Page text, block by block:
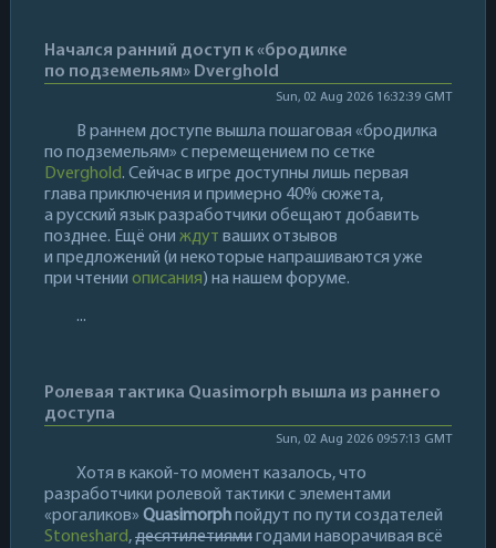
Начался ранний доступ к «бродилке
по подземельям» Dverghold
Sun, 02 Aug 2026 16:32:39 GMT
В раннем доступе вышла пошаговая «бродилка
по подземельям» с перемещением по сетке
Dverghold. Сейчас в игре доступны лишь первая
глава приключения и примерно 40% сюжета,
а русский язык разработчики обещают добавить
позднее. Ещё они ждут ваших отзывов
и предложений (и некоторые напрашиваются уже
при чтении описания) на нашем форуме.
...
Ролевая тактика Quasimorph вышла из раннего
доступа
Sun, 02 Aug 2026 09:57:13 GMT
Хотя в какой-то момент казалось, что
разработчики ролевой тактики с элементами
«рогаликов» Quasimorphпойдут по пути создателей
Stoneshard,десятилетиямигодами наворачивая всё